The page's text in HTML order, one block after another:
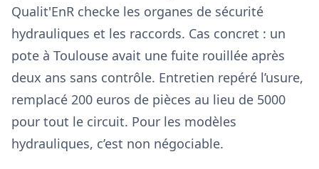
Qualit'EnR checke les organes de sécurité
hydrauliques et les raccords. Cas concret : un
pote à Toulouse avait une fuite rouillée après
deux ans sans contrôle. Entretien repéré l’usure,
remplacé 200 euros de pièces au lieu de 5000
pour tout le circuit. Pour les modèles
hydrauliques, c’est non négociable.